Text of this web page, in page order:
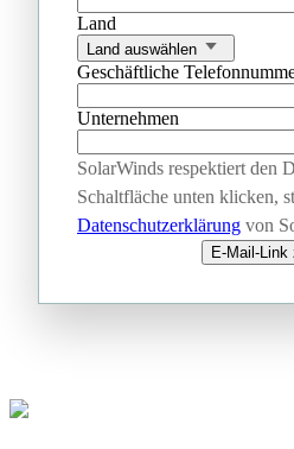
Land
Land auswählen
Geschäftliche
Unternehmen
SolarWinds respektiert den
Schaltfläche unten klicken,
Datenschutzerklärung von
E-Mail-